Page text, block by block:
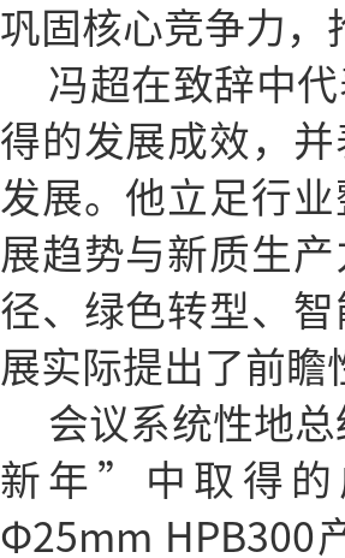
巩固核心竞争力，
冯超在致辞中
得的发展成效，
发展。他立足行
展趋势与新质生
径、绿色转型、
展实际提出了前瞻
会议系统性地
新年”中取得的
Φ25mm HPB300